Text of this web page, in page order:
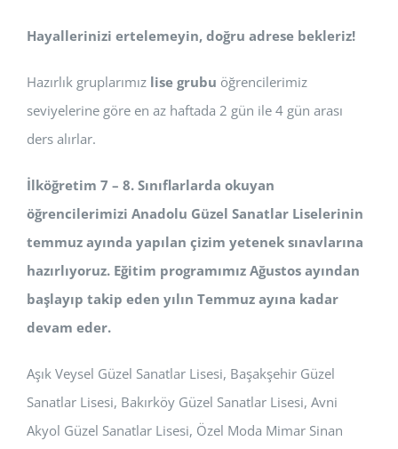
Hayallerinizi ertelemeyin, doğru adrese bekleriz!
Hazırlık gruplarımız lise grubu öğrencilerimiz
seviyelerine göre en az haftada 2 gün ile 4 gün arası
ders alırlar.
İlköğretim 7 – 8. Sınıflarlarda okuyan
öğrencilerimizi Anadolu Güzel Sanatlar Liselerinin
temmuz ayında yapılan çizim yetenek sınavlarına
hazırlıyoruz. Eğitim programımız Ağustos ayından
başlayıp takip eden yılın Temmuz ayına kadar
devam eder.
Aşık Veysel Güzel Sanatlar Lisesi, Başakşehir Güzel
Sanatlar Lisesi, Bakırköy Güzel Sanatlar Lisesi, Avni
Akyol Güzel Sanatlar Lisesi, Özel Moda Mimar Sinan